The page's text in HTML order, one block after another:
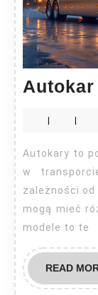
Autokary to pojazdy, które odgrywają kluczową rolę
w
zależności
mogą mieć
modele to te
READ